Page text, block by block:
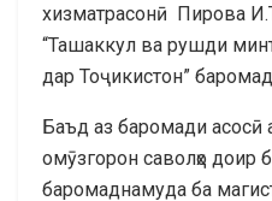
хизматрасонӣ Пирова
“Ташаккул ва рушди
дар Тоҷикистон”
Баъд аз баромади
омӯзгорон саволҳо доир
баромаднамуда ба